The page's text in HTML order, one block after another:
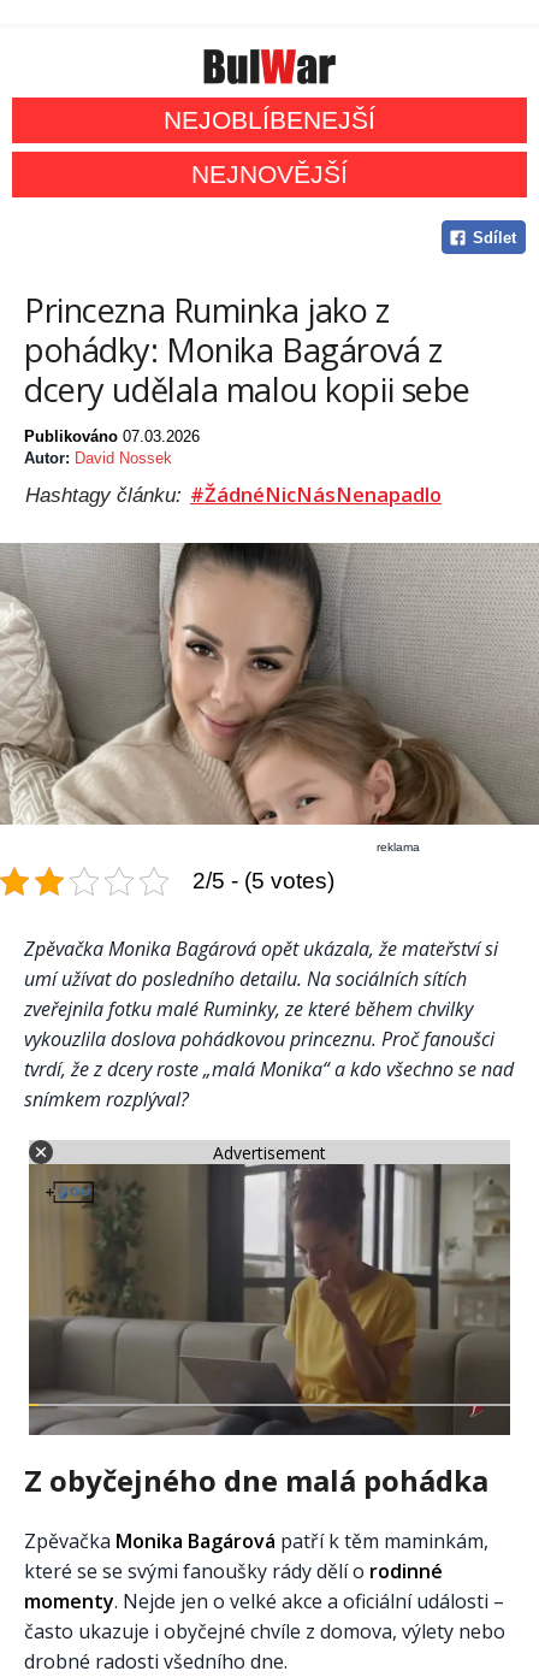
NEJOBLÍBENEJŠÍ
NEJNOVĚJŠÍ
Sdílet
Princezna Ruminka jako z
pohádky: Monika Bagárová z
dcery udělala malou kopii sebe
Publikováno 07.03.2026
Autor: David Nossek
Hashtagy článku: #ŽádnéNicNásNenapadlo
reklama
2/5 - (5 votes)
Zpěvačka Monika Bagárová opět ukázala, že mateřství si
umí užívat do posledního detailu. Na sociálních sítích
zveřejnila fotku malé Ruminky, ze které během chvilky
vykouzlila doslova pohádkovou princeznu. Proč fanoušci
tvrdí, že z dcery roste „malá Monika“ a kdo všechno se nad
snímkem rozplýval?
Advertisement
Z obyčejného dne malá pohádka
Zpěvačka Monika Bagárová patří k těm maminkám,
které se se svými fanoušky rády dělí o rodinné
momenty. Nejde jen o velké akce a oficiální události –
často ukazuje i obyčejné chvíle z domova, výlety nebo
drobné radosti všedního dne.